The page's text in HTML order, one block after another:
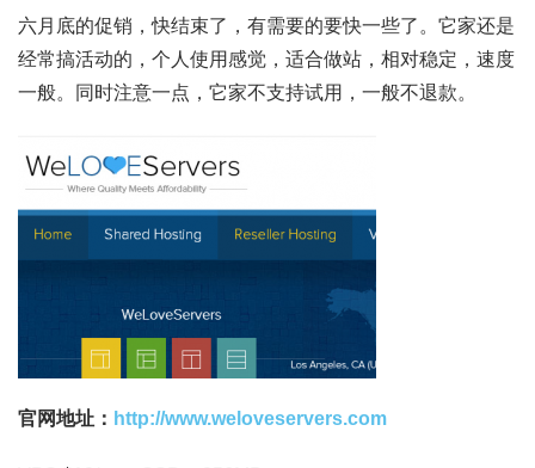
六月底的促销，快结束了，有需要的要快一些了。它家还是
经常搞活动的，个人使用感觉，适合做站，相对稳定，速度
一般。同时注意一点，它家不支持试用，一般不退款。
官网地址： http://www.weloveservers.com